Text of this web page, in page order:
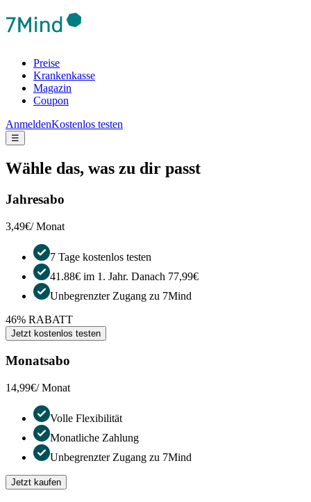
Preise
Krankenkasse
Magazin
Coupon
AnmeldenKostenlos testen
☰
Wähle das, was zu dir passt
Jahresabo
3,49€/ Monat
7 Tage kostenlos testen
41.88€ im 1. Jahr. Danach 77,99€
Unbegrenzter Zugang zu 7Mind
46% RABATT
Jetzt kostenlos testen
Monatsabo
14,99€/ Monat
Volle Flexibilität
Monatliche Zahlung
Unbegrenzter Zugang zu 7Mind
Jetzt kaufen